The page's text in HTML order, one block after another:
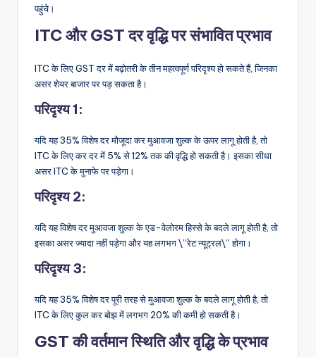
पहुंचे।
ITC और GST दर वृद्धि पर संभावित प्रभाव
ITC के लिए GST दर में बढ़ोतरी के तीन महत्वपूर्ण परिदृश्य हो सकते हैं, जिनका
असर शेयर बाजार पर पड़ सकता है।
परिदृश्य 1:
यदि यह 35% विशेष दर मौजूदा कर मुआवजा शुल्क के ऊपर लागू होती है, तो
ITC के लिए कर दर में 5% से 12% तक की वृद्धि हो सकती है। इसका सीधा
असर ITC के मुनाफे पर पड़ेगा।
परिदृश्य 2:
यदि यह विशेष दर मुआवजा शुल्क के एड-वेलोरम हिस्से के बदले लागू होती है, तो
इसका असर ज्यादा नहीं पड़ेगा और यह लगभग \”रेट न्यूट्रल\” होगा।
परिदृश्य 3:
यदि यह 35% विशेष दर पूरी तरह से मुआवजा शुल्क के बदले लागू होती है, तो
ITC के लिए कुल कर बोझ में लगभग 20% की कमी हो सकती है।
GST की वर्तमान स्थिति और वृद्धि के प्रभाव